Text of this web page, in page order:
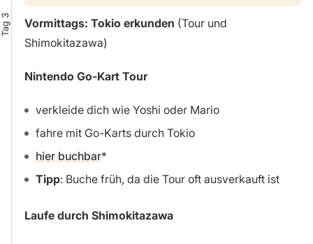
Tag 3 Vormittags: Tokio erkunden (Tour und
Shimokitazawa)
Nintendo Go-Kart Tour
verkleide dich wie Yoshi oder Mario
fahre mit Go-Karts durch Tokio
hier buchbar
Tipp: Buche früh, da die Tour oft ausverkauft ist
Laufe durch Shimokitazawa